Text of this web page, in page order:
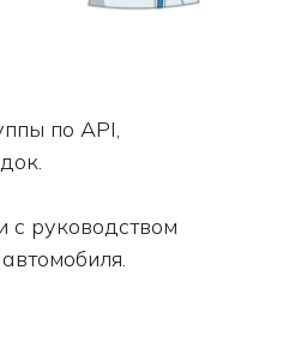
по API,
с руководством